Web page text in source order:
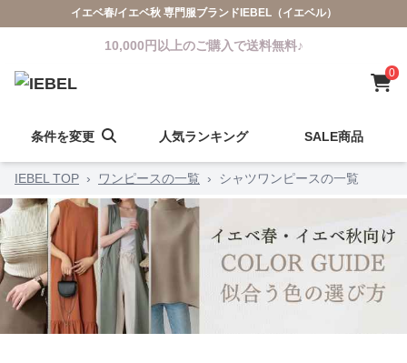
イエベ春/イエベ秋 専門服ブランドIEBEL（イエベル）
10,000円以上のご購入で送料無料♪
0
条件を変更 人気ランキング SALE商品
IEBEL TOP › ワンピースの一覧 › シャツワンピースの一覧